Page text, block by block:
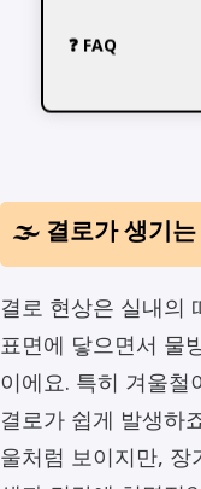
❓ FAQ
🌫️ 결로가 생기는
결로 현상은 실내의
표면에 닿으면서 물
이에요. 특히 겨울철
결로가 쉽게 발생하
울처럼 보이지만, 장